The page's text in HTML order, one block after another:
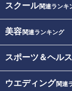
スクール関連ランキ
美容関連ランキング
スポーツ＆ヘルス
ウエディング関連